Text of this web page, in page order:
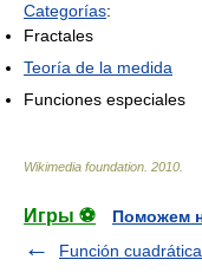
Categorías:
Fractales
Teoría de la medida
Funciones especiales
Wikimedia foundation. 2010.
Игры ⚽
Поможем
Función cuadrática